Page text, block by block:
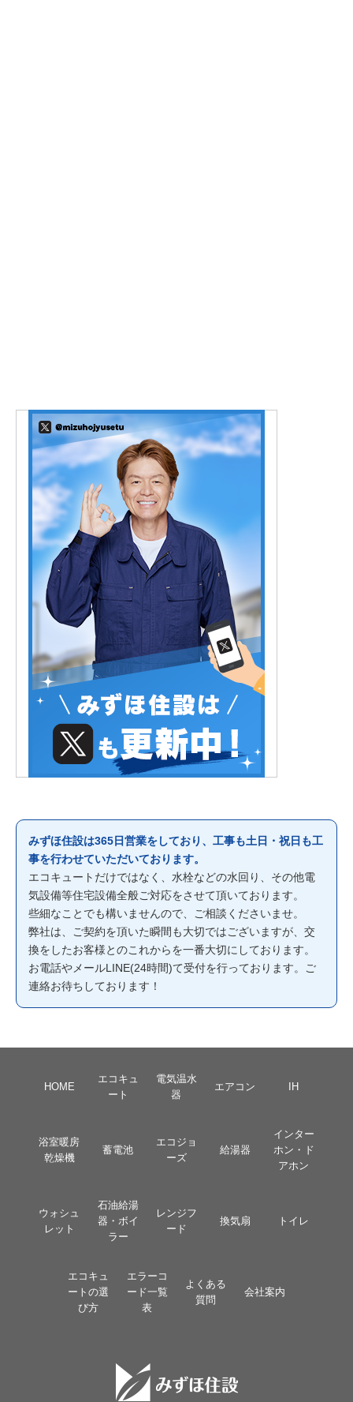
みずほ住設は365日営業をしており、工事も土日・祝日も工
事を行わせていただいております。
エコキュートだけではなく、水栓などの水回り、その他電
気設備等住宅設備全般ご対応をさせて頂いております。
些細なことでも構いませんので、ご相談くださいませ。
弊社は、ご契約を頂いた瞬間も大切ではございますが、交
換をしたお客様とのこれからを一番大切にしております。
お電話やメールLINE(24時間)て受付を行っております。ご
連絡お待ちしております！
HOME
エコキュ
ート
電気温水
器
エアコン IH
浴室暖房
乾燥機
蓄電池
エコジョ
ーズ
給湯器
インター
ホン・ド
アホン
ウォシュ
レット
石油給湯
器・ボイ
ラー
レンジフ
ード
換気扇 トイレ
エコキュ
ートの選
び方
エラーコ
ード一覧
表
よくある
質問
会社案内